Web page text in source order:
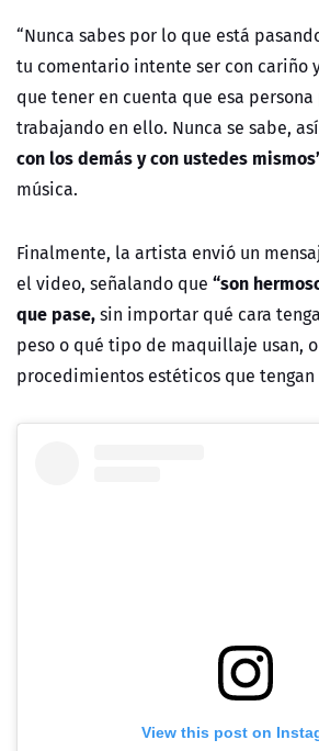
“Nunca sabes por lo que está
tu comentario intente ser con cariño
que tener en cuenta que esa
trabajando en ello. Nunca se sabe,
con los demás y con ustedes
música.
Finalmente, la artista envió un
el video, señalando que “son
que pase,sin importar qué cara
peso o qué tipo de maquillaje usan,
procedimientos estéticos que tengan
View this post on